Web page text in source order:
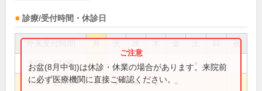
診療/受付時間・休診日
祝
9:00～12:00
9:00～13:00 ● ● ● ●
お盆(8月中旬)は休診・休業の場合があります。来院前
に必ず医療機関に直接ご確認ください。